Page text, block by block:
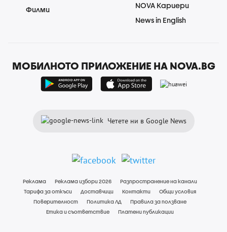
Филми
NOVA Кариери
News in English
МОБИЛНОТО ПРИЛОЖЕНИЕ НА NOVA.BG
Четете ни в Google News
Реклама Реклама избори 2026
Разпространение на канали
Тарифа за откъси
Доставчици Контакти
Общи условия
Поверителност
Политика ЛД
Правила за ползване
Етика и съответствие
Платени публикации